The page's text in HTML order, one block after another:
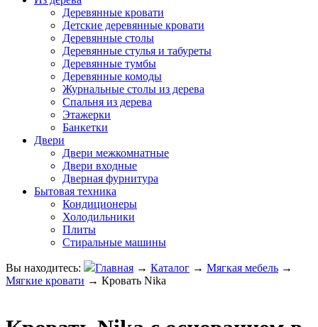
Деревянные кровати
Детские деревянные кровати
Деревянные столы
Деревянные стулья и табуреты
Деревянные тумбы
Деревянные комоды
Журнальные столы из дерева
Спальня из дерева
Этажерки
Банкетки
Двери
Двери межкомнатные
Двери входные
Дверная фурнитура
Бытовая техника
Кондиционеры
Холодильники
Плиты
Стиральные машины
Вы находитесь: Главная → Каталог → Мягкая мебель →
Мягкие кровати → Кровать Nika